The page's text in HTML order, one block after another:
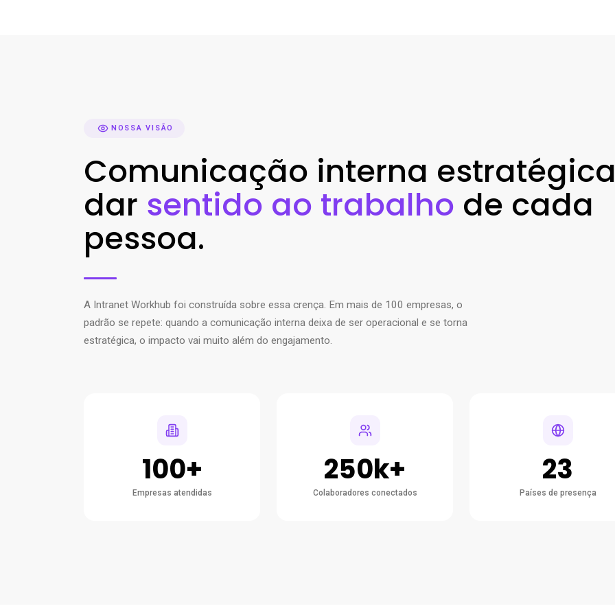
NOSSA VISÃO
Comunicação interna
dar sentido ao trabalho de cada
pessoa.
A Intranet Workhub foi construída sobre essa crença. Em mais de 100 empresas, o
padrão se repete: quando a comunicação interna deixa de ser operacional e se torna
estratégica, o impacto vai muito além do engajamento.
100+
Empresas atendidas
250k+
Colaboradores conectados
23
Países de presença